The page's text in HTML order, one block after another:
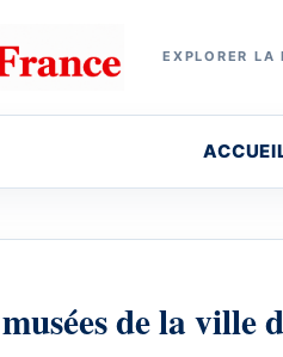
EXPLORER LA
de la ville